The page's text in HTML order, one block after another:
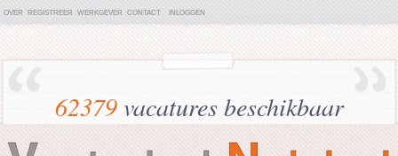
OVER REGISTREER WERKGEVER CONTACT INLOGGEN
62379vacatures beschikbaar